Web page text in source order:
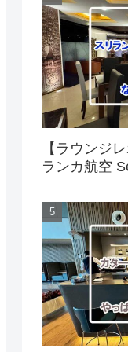
【ラウンジ
ランカ航空